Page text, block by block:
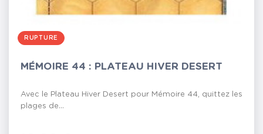
RUPTURE
MÉMOIRE 44 : PLATEAU HIVER DESERT
Avec le Plateau Hiver Desert pour Mémoire 44, quittez les
plages de...